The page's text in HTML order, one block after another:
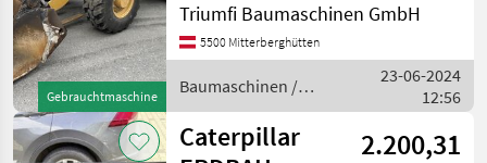
Gebrauchtmaschine
Baumaschinen Radlader
Triumfi Baumaschinen GmbH
5500 Mitterberghütten
Baumaschinen /
Caterpillar
23-06-2024
12:56
Caterpillar
2.200,31